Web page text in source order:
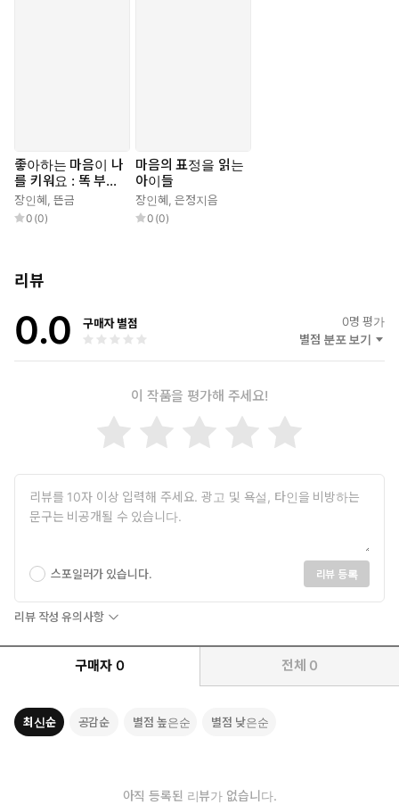
좋아하는 마음이 나
를 키워요 : 똑 부러
지고 야무지고 뚝심
있게 자라는 27가
지 실천법
장인혜,뜬금
0 (0)
마음의 표정을 읽는
아이들
장인혜,은정지음
0 (0)
리뷰
0.0 구매자 별점 0명 평가
별점 분포 보기
이 작품을 평가해 주세요!
스포일러가 있습니다. 리뷰 등록
리뷰 작성 유의사항
구매자 0 전체 0
최신순 공감순 별점 높은순 별점 낮은순
아직 등록된 리뷰가 없습니다.